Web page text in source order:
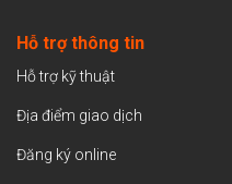
Hỗ trợ thông tin
Hỗ trợ kỹ thuật
Địa điểm giao dịch
Đăng ký online